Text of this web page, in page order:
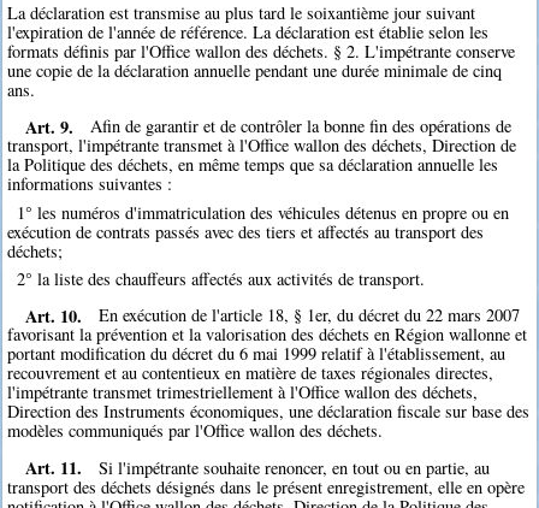
La déclaration est transmise au plus tard le soixantième jour suivant
l'expiration de l'année de référence. La déclaration est établie selon les
formats définis par l'Office wallon des déchets. § 2. L'impétrante conserve
une copie de la déclaration annuelle pendant une durée minimale de cinq
ans.
Art. 9.
Afin de garantir et de contrôler la bonne fin des opérations de
transport, l'impétrante transmet à l'Office wallon des déchets, Direction de
la Politique des déchets, en même temps que sa déclaration annuelle les
informations suivantes :
1° les numéros d'immatriculation des véhicules détenus en propre ou en
exécution de contrats passés avec des tiers et affectés au transport des
déchets;
2° la liste des chauffeurs affectés aux activités de transport.
Art. 10.
En exécution de l'article 18, § 1er, du décret du 22 mars 2007
favorisant la prévention et la valorisation des déchets en Région wallonne et
portant modification du décret du 6 mai 1999 relatif à l'établissement, au
recouvrement et au contentieux en matière de taxes régionales directes,
l'impétrante transmet trimestriellement à l'Office wallon des déchets,
Direction des Instruments économiques, une déclaration fiscale sur base des
modèles communiqués par l'Office wallon des déchets.
Art. 11.
Si l'impétrante souhaite renoncer, en tout ou en partie, au
transport des déchets désignés dans le présent enregistrement, elle en opère